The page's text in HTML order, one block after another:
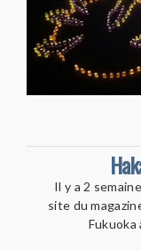
Il y a 2
site du